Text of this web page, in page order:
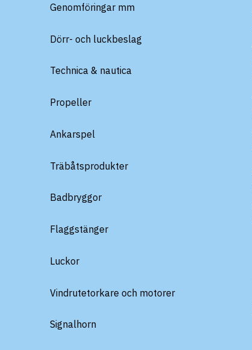
Genomföringar mm
Dörr- och luckbeslag
Technica & nautica
Propeller
Ankarspel
Träbåtsprodukter
Badbryggor
Flaggstänger
Luckor
Vindrutetorkare och motorer
Signalhorn